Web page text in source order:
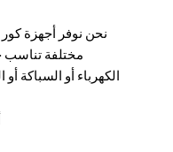
نحن نوفر أجهزة
مختلفة تناسب
الكهرباء أو السباكة